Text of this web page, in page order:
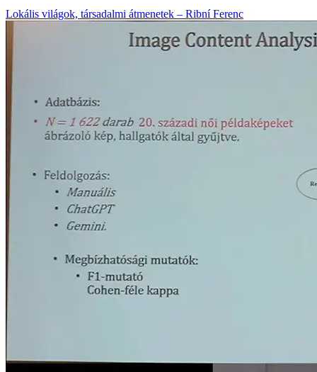
Lokális világok, társadalmi átmenetek – Ribní Ferenc